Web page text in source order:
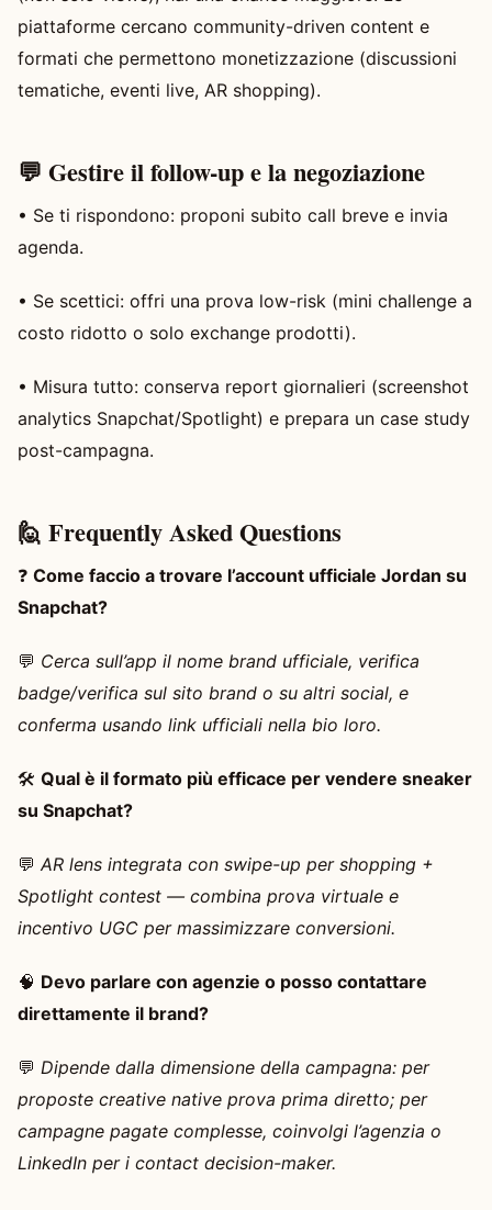
piattaforme cercano community-driven content e
formati che permettono monetizzazione (discussioni
tematiche, eventi live, AR shopping).
💬 Gestire il follow-up e la negoziazione
• Se ti rispondono: proponi subito call breve e invia
agenda.
• Se scettici: offri una prova low-risk (mini challenge a
costo ridotto o solo exchange prodotti).
• Misura tutto: conserva report giornalieri (screenshot
analytics Snapchat/Spotlight) e prepara un case study
post-campagna.
🙋 Frequently Asked Questions
❓ Come faccio a trovare l’account ufficiale Jordan su
Snapchat?
💬 Cerca sull’app il nome brand ufficiale, verifica
badge/verifica sul sito brand o su altri social, e
conferma usando link ufficiali nella bio loro.
🛠️ Qual è il formato più efficace per vendere sneaker
su Snapchat?
💬 AR lens integrata con swipe-up per shopping +
Spotlight contest — combina prova virtuale e
incentivo UGC per massimizzare conversioni.
🧠 Devo parlare con agenzie o posso contattare
direttamente il brand?
💬 Dipende dalla dimensione della campagna: per
proposte creative native prova prima diretto; per
campagne pagate complesse, coinvolgi l’agenzia o
LinkedIn per i contact decision-maker.